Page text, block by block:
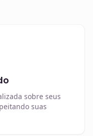
sobre seus
suas